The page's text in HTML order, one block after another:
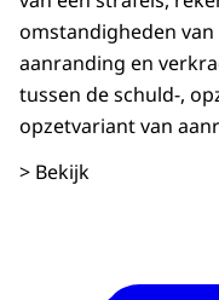
omstandigheden
aanranding en
tussen de schuld-,
opzetvariant van
> Bekijk